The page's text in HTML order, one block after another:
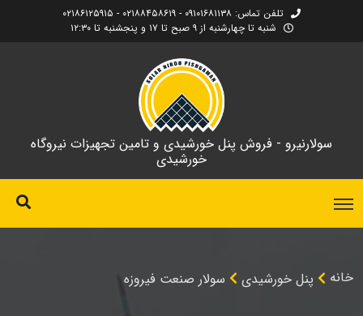
تلفن تماس: ۰۹۱۰۱۶۸۱۱۳۸ - ۰۲۱۸۸۴۵۸۶۱۹ - ۰۲۱۸۶۱۲۵۹۱۵
شنبه تا چهارشنبه از ۹ صبح تا ۱۷ و پنجشنبه تا ۱۲:۳۰
سولارنیرو - فروش پنل خورشیدی و تامین تجهیزات نیروگاه
خورشیدی
خانه پنل خورشیدی سولار صنعت فیروزه